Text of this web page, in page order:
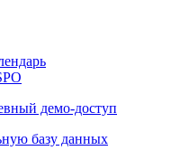
демо-доступ
базу данных